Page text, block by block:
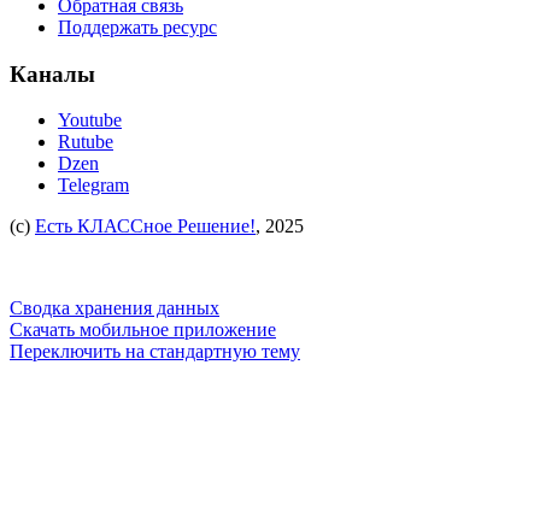
Обратная связь
Поддержать ресурс
Каналы
Youtube
Rutube
Dzen
Telegram
(c) Есть КЛАССное Решение!, 2025
Сводка хранения данных
Скачать мобильное приложение
Переключить на стандартную тему